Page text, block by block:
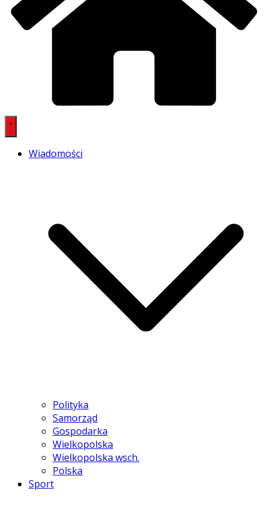
Wiadomości
Polityka
Samorząd
Gospodarka
Wielkopolska
Wielkopolska wsch.
Polska
Sport